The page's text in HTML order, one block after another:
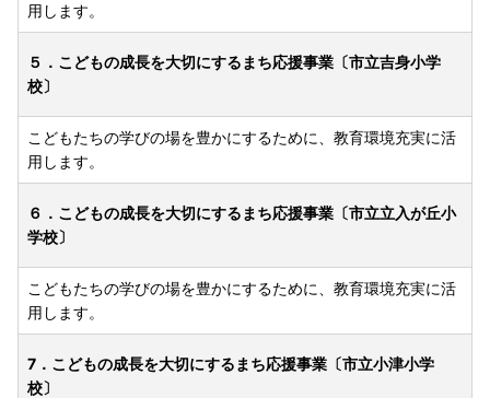
用します。
５．こどもの成長を大切にするまち応援事業〔市立吉身小学
校〕
こどもたちの学びの場を豊かにするために、教育環境充実に活
用します。
６．こどもの成長を大切にするまち応援事業〔市立立入が丘小
学校〕
こどもたちの学びの場を豊かにするために、教育環境充実に活
用します。
7．こどもの成長を大切にするまち応援事業〔市立小津小学
校〕